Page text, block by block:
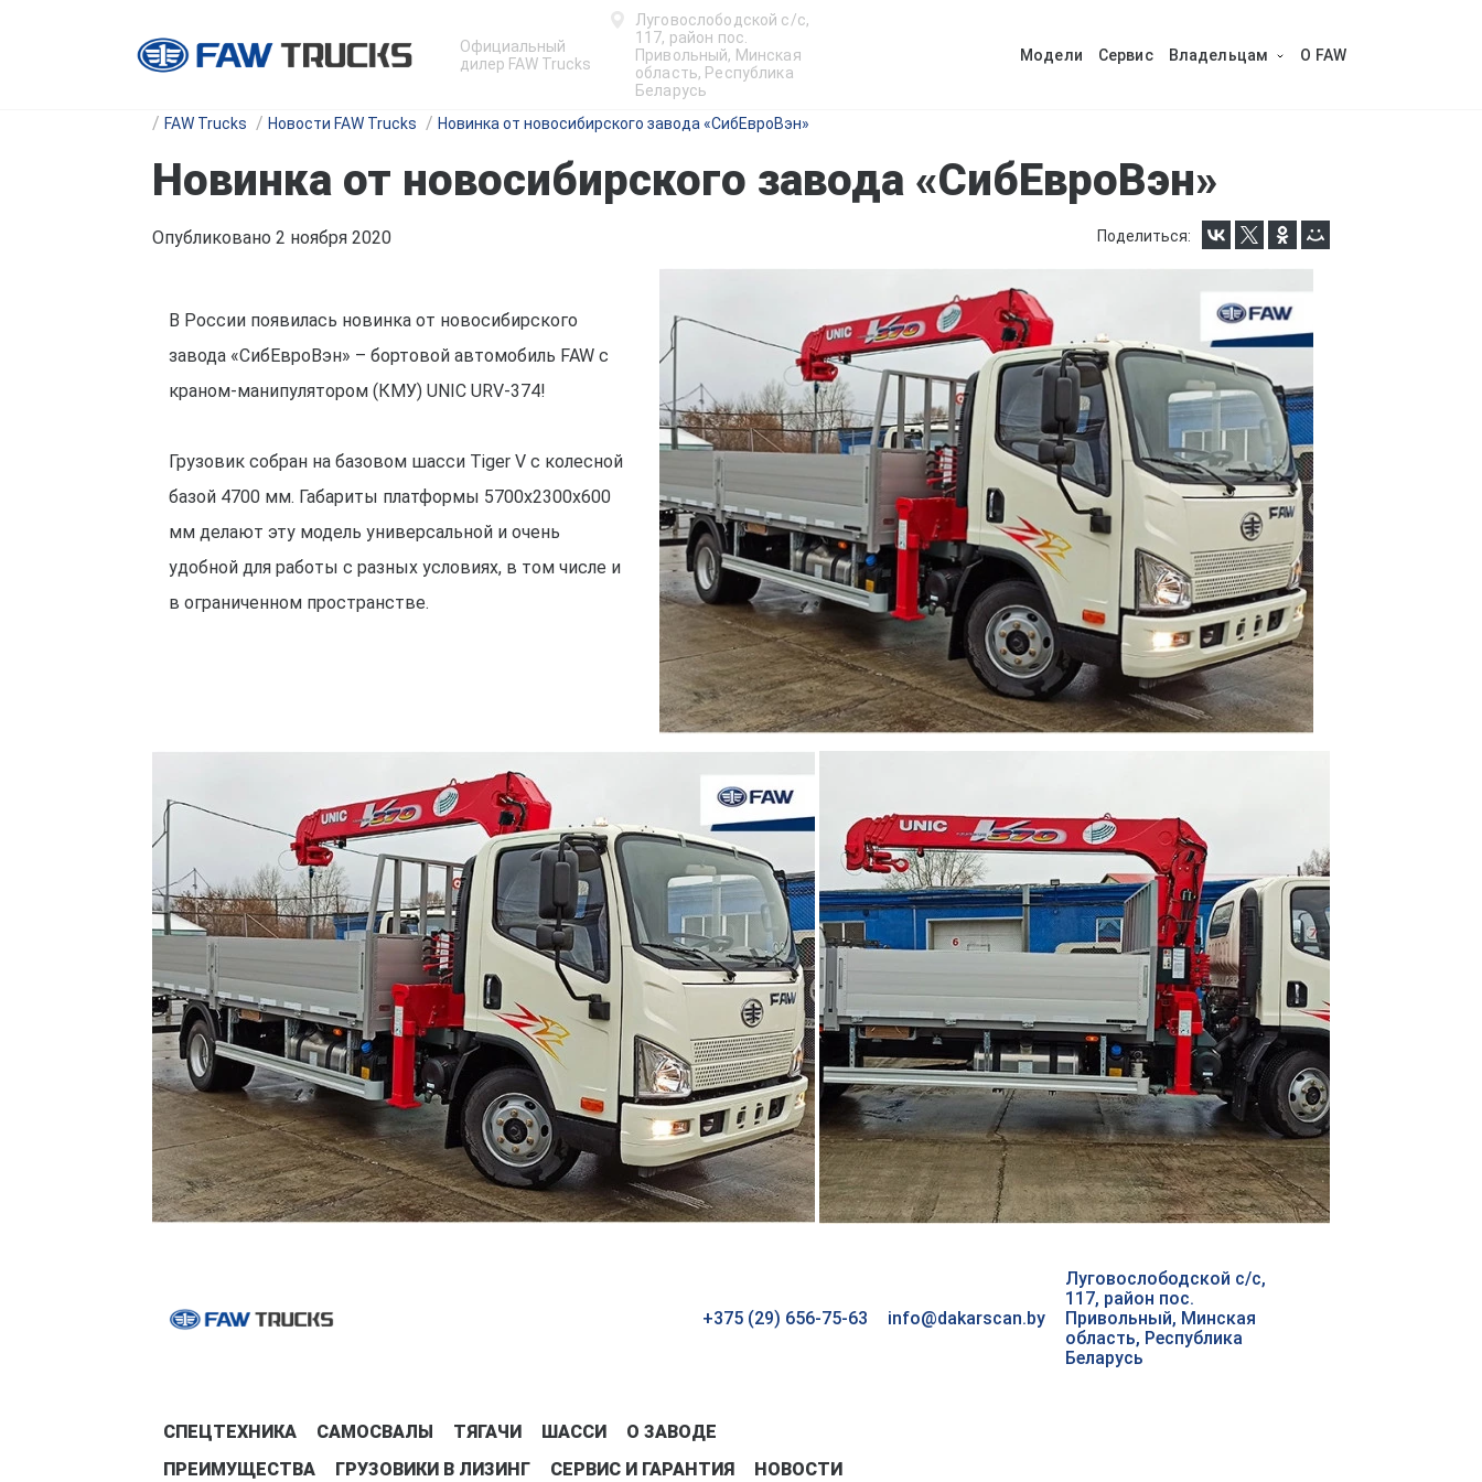
Официальный
дилер FAW Trucks
Луговослободской с/с,
117, район пос.
Привольный, Минская
область, Республика
Беларусь
Модели Сервис Владельцам O FAW
FAW Trucks Новости FAW Trucks Новинка от новосибирского завода «СибЕвроВэн»
Новинка от новосибирского завода «СибЕвроВэн»
Опубликовано 2 ноября 2020 Поделиться:
В России появилась новинка от новосибирского
завода «СибЕвроВэн» – бортовой автомобиль FAW с
краном-манипулятором (КМУ) UNIC URV-374!
Грузовик собран на базовом шасси Tiger V с колесной
базой 4700 мм. Габариты платформы 5700х2300х600
мм делают эту модель универсальной и очень
удобной для работы с разных условиях, в том числе и
в ограниченном пространстве.
+375 (29) 656-75-63 info@dakarscan.by
Луговослободской с/с,
117, район пос.
Привольный, Минская
область, Республика
Беларусь
СПЕЦТЕХНИКА САМОСВАЛЫ ТЯГАЧИ ШАССИ
О ЗАВОДЕ
ПРЕИМУЩЕСТВА
ГРУЗОВИКИ В ЛИЗИНГ СЕРВИС И ГАРАНТИЯ НОВОСТИ